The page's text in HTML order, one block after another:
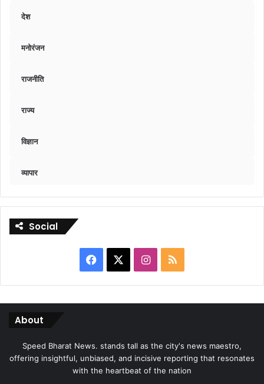
देश
मनोरंजन
राजनीति
राज्य
विज्ञान
व्यापार
Social
Facebook Instagram
RSS
About
Speed Bharat News. stands tall as the city's news maestro,
offering insightful, unbiased, and incisive reporting that resonates
with the heartbeat of the nation